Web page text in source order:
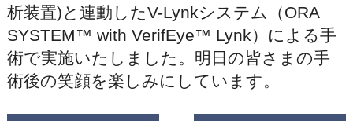
析装置)と連動したV-Lynkシステム（ORA
SYSTEM™ with VerifEye™ Lynk）による手
術で実施いたしました。明日の皆さまの手
術後の笑顔を楽しみにしています。